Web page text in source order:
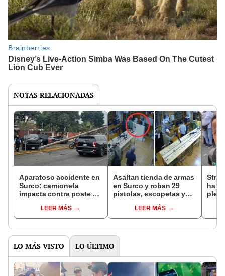
NOTAS RELACIONADAS
Aparatoso accidente en
Surco: camioneta
impacta contra poste y
otro vehículo
LEER MÁS
Asaltan tienda de armas
en Surco y roban 29
pistolas, escopetas y
LEER MÁS
LO MÁS VISTO LO ÚLTIMO